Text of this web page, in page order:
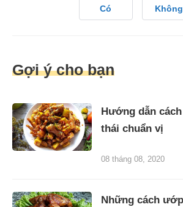
Có Không
Gợi ý cho bạn
Hướng dẫn
thái chuẩn vị
08 tháng 08, 2020
Những cách